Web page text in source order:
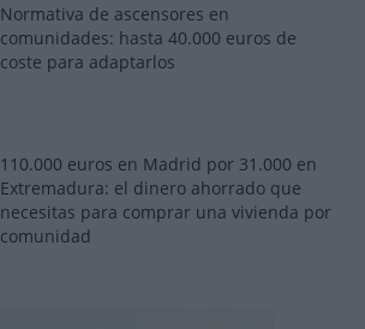
Normativa de ascensores en
comunidades: hasta 40.000 euros de
coste para adaptarlos
110.000 euros en Madrid por 31.000 en
Extremadura: el dinero ahorrado que
necesitas para comprar una vivienda por
comunidad